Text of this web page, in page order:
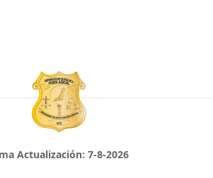
Actualización: 7-8-2026